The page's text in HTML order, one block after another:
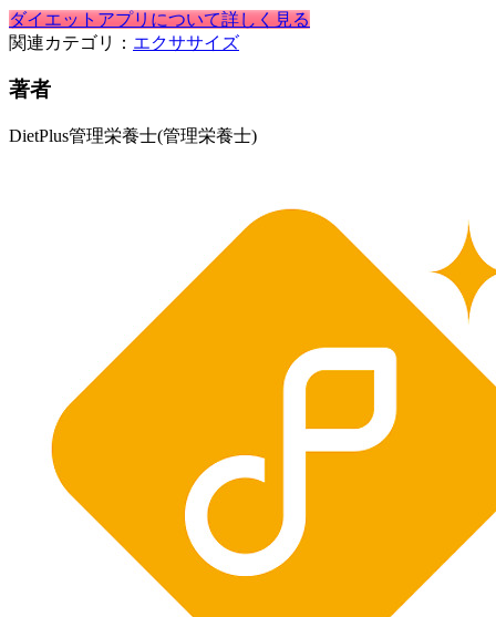
ダイエットアプリについて詳しく見る
関連カテゴリ： エクササイズ
著者
DietPlus管理栄養士(管理栄養士)